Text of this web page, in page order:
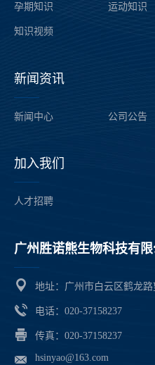
孕期知识 运动知识
知识视频
新闻资讯
——
新闻中心 公司公告
加入我们
——
人才招聘
广州胜诺熊生物科技有限
——
地址：广州市白云区鹤龙
电话：020-37158237
传真：020-37158237
hsinyao@163.com